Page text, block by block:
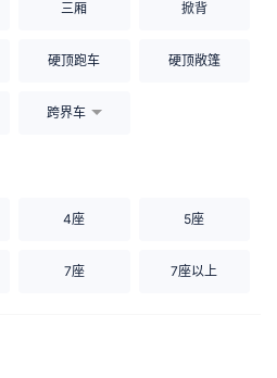
三厢 掀背
硬顶跑车 硬顶敞篷
跨界车
4座 5座
7座 7座以上